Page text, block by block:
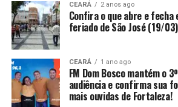
CEARÁ 2 anos ago
Confira o que abre e fecha
feriado de São José (19/03)
CEARÁ 1 ano ago
FM Dom Bosco mantém o
audiência e confirma sua
mais ouvidas de Fortaleza!